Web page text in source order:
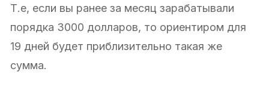
Т.е, если вы ранее за месяц зарабатывали
порядка 3000 долларов, то ориентиром для
19 дней будет приблизительно такая же
сумма.